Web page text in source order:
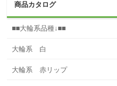
商品カタログ
■■大輪系品種↓■■
大輪系 白
大輪系 赤リップ